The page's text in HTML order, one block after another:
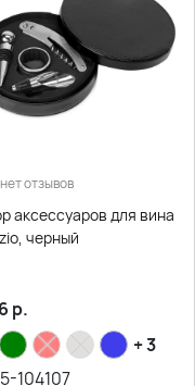
нет отзывов
аксессуаров для вина
черный
р.
+ 3
5-104107